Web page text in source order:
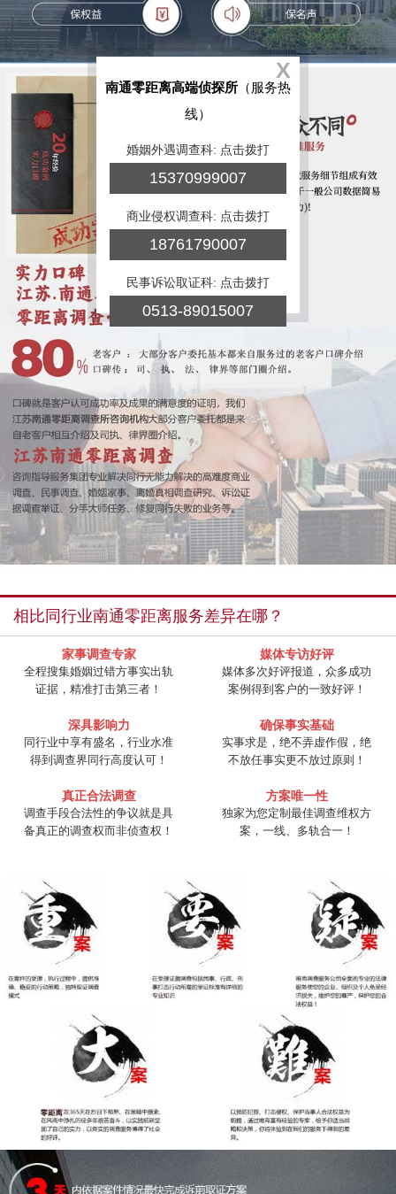
相比同行业南通零距离服务差异在哪？
家事调查专家
全程搜集婚姻过错方事实出轨
证据，精准打击第三者！
媒体专访好评
媒体多次好评报道，众多成功
案例得到客户的一致好评！
深具影响力
同行业中享有盛名，行业水准
得到调查界同行高度认可！
确保事实基础
实事求是，绝不弄虚作假，绝
不放任事实更不放过原则！
真正合法调查
调查手段合法性的争议就是具
备真正的调查权而非侦查权！
方案唯一性
独家为您定制最佳调查维权方
案，一线、多轨合一！
X
南通零距离高端侦探所 （服务热
线）
婚姻外遇调查科: 点击拨打
15370999007
商业侵权调查科: 点击拨打
18761790007
民事诉讼取证科: 点击拨打
0513-89015007